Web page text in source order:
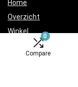
0
Compare
Home
Overzicht
Winkel